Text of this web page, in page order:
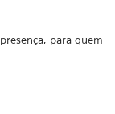
para quem